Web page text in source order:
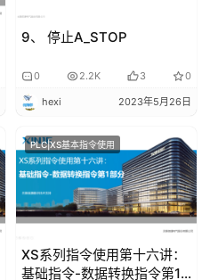
9、 停止A_STOP
0 2.2K 3 0
hexi 2023年5月26日
PLC|XS基本指令使用
XS系列指令使用第十六讲：
基础指令-数据转换指令第1